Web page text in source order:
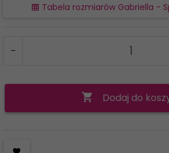
Tabela rozmiarów Gabriella -
Dodaj do